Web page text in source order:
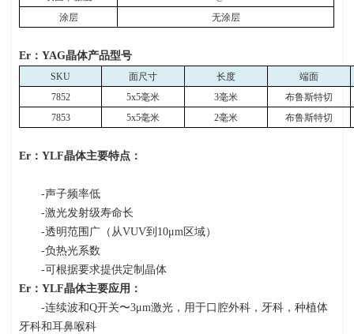
涂层
无涂层
Er ：YAG晶体产品型号
SKU 面尺寸 长度
端面
7852
5x5毫米 3毫米
布鲁斯特切
7853
5x5毫米 2毫米 布鲁斯特切
Er ：YLF晶体主要特点：
-声子频率低
-激光发射级寿命长
-透明范围广（从VUV到 10μm 区域）
-负热光系数
-可根据要求提供定制晶体
Er ：YLF晶体主要应用：
-连续波和Q开关〜3μm激光，用于口腔外科，牙科，种植体
牙科和耳鼻喉科